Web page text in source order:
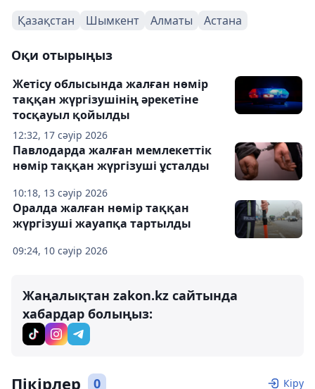
Қазақстан Шымкент Алматы Астана
Оқи отырыңыз
12:32, 17 сәуір 2026
Жетісу облысында жалған нөмір
таққан жүргізушінің әрекетіне
тосқауыл қойылды
10:18, 13 сәуір 2026
Павлодарда жалған мемлекеттік
нөмір таққан жүргізуші ұсталды
09:24, 10 сәуір 2026
Оралда жалған нөмір таққан
жүргізуші жауапқа тартылды
Жаңалықтан zakon.kz сайтында
хабардар болыңыз:
Пікірлер 0 Кіру